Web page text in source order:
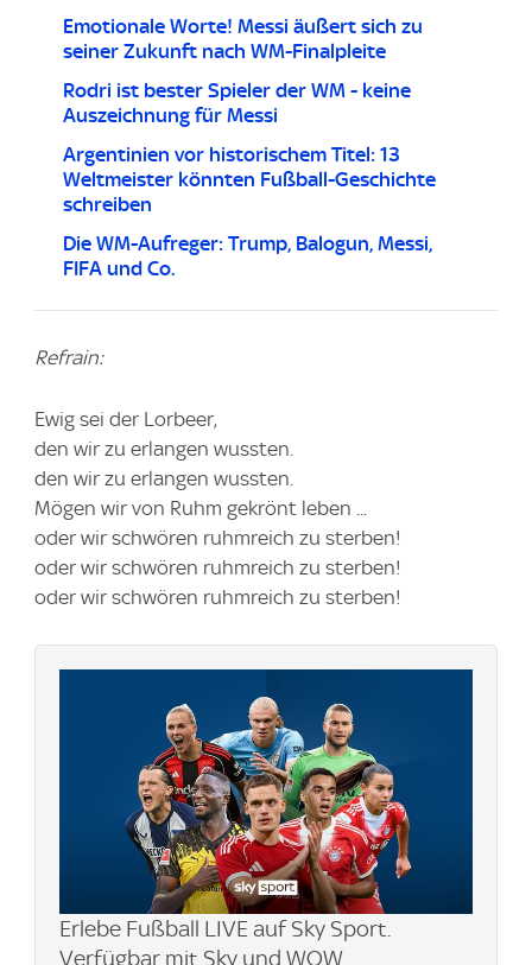
Emotionale Worte! Messi äußert sich zu
seiner Zukunft nach WM-Finalpleite
Rodri ist bester Spieler der WM - keine
Auszeichnung für Messi
Argentinien vor historischem Titel: 13
Weltmeister könnten Fußball-Geschichte
schreiben
Die WM-Aufreger: Trump, Balogun, Messi,
FIFA und Co.
Refrain:
Ewig sei der Lorbeer,
den wir zu erlangen wussten.
den wir zu erlangen wussten.
Mögen wir von Ruhm gekrönt leben ...
oder wir schwören ruhmreich zu sterben!
oder wir schwören ruhmreich zu sterben!
oder wir schwören ruhmreich zu sterben!
Erlebe Fußball LIVE auf Sky Sport.
Verfügbar mit Sky und WOW